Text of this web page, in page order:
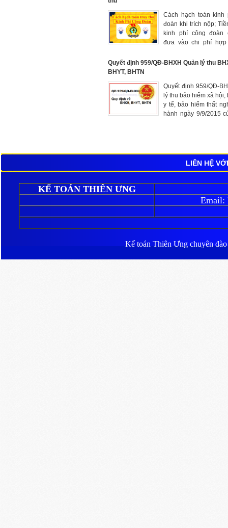
Cách hạch toán kinh
đoàn khi trích nộp;
kinh phí công đoàn
đưa vào chi phí hợp
đoàn.
Quyết định 959/QĐ-BHXH Quản lý thu
BHYT, BHTN
Quyết định 959/QĐ-
lý thu bảo hiểm xã hội,
y tế, bảo hiểm thất
hành ngày 9/9/2015
LIÊN HỆ
KẾ TOÁN THIÊN ƯNG
Email:
Kế toán Thiên Ưngchuyên đào